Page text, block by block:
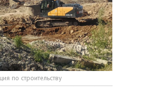
по строительству